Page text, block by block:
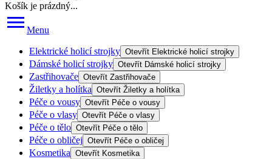
Košík je prázdný...
Menu
Elektrické holicí strojky Otevřít Elektrické holicí strojky
Dámské holicí strojky Otevřít Dámské holicí strojky
Zastřihovače Otevřít Zastřihovače
Žiletky a holítka Otevřít Žiletky a holítka
Péče o vousy Otevřít Péče o vousy
Péče o vlasy Otevřít Péče o vlasy
Péče o tělo Otevřít Péče o tělo
Péče o obličej Otevřít Péče o obličej
Kosmetika Otevřít Kosmetika